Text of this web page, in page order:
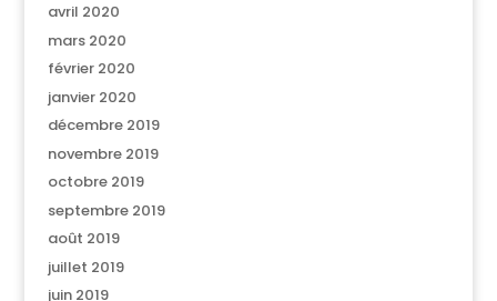
avril 2020
mars 2020
février 2020
janvier 2020
décembre 2019
novembre 2019
octobre 2019
septembre 2019
août 2019
juillet 2019
juin 2019